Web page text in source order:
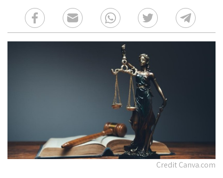
Credit Canva.com